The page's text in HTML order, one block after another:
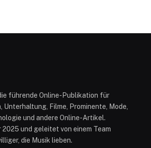
führende Online-Publikation für
Unterhaltung, Filme, Prominente, Mode,
und andere Online-Artikel.
2025 und geleitet von einem Team
die Musik lieben.